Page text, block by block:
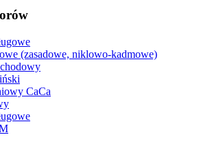
(zasadowe, niklowo-kadmowe)
CaCa